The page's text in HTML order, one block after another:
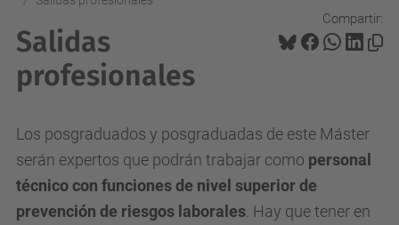
Compartir:
Salidas
profesionales
Los posgraduados y posgraduadas de este Máster
serán expertos que podrán trabajar como personal
técnico con funciones de nivel superior de
prevención de riesgos laborales . Hay que tener en